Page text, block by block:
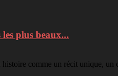
plus beaux...
comme un récit unique,